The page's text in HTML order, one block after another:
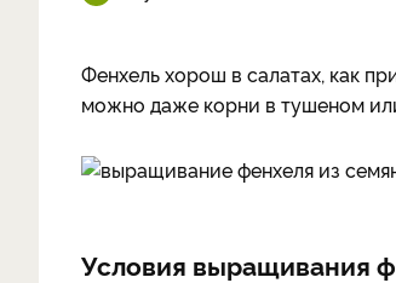
Фенхель хорош в салатах, как
можно даже корни в тушеном
Условия выращивания